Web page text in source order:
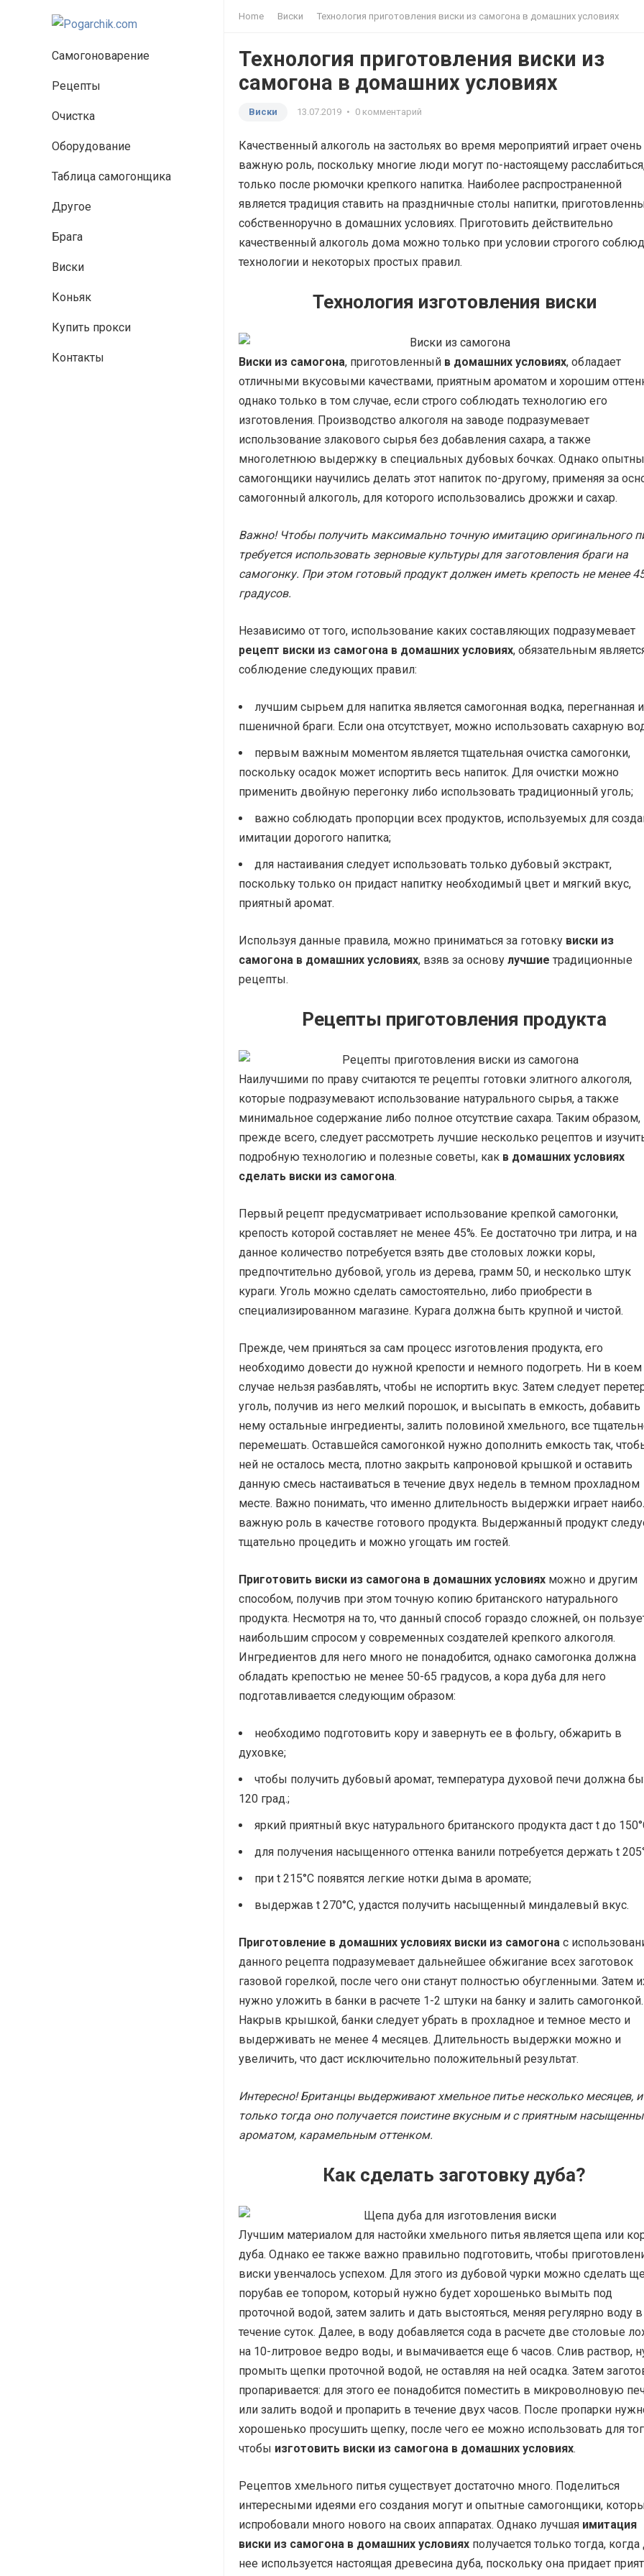
Самогоноварение
Рецепты
Очистка
Оборудование
Таблица самогонщика
Другое
Брага
Виски
Коньяк
Купить прокси
Контакты
Home Виски Технология приготовления виски из самогона в домашних условиях
Технология приготовления виски из
самогона в домашних условиях
Виски 13.07.2019 • 0 комментарий
Качественный алкоголь на застольях во время мероприятий играет очень
важную роль, поскольку многие люди могут по-настоящему
только после рюмочки крепкого напитка. Наиболее распространенной
является традиция ставить на праздничные столы напитки,
собственноручно в домашних условиях. Приготовить действительно
качественный алкоголь дома можно только при условии строгого
технологии и некоторых простых правил.
Технология изготовления виски
Виски из самогона, приготовленный в домашних условиях, обладает
отличными вкусовыми качествами, приятным ароматом и хорошим
однако только в том случае, если строго соблюдать технологию его
изготовления. Производство алкоголя на заводе подразумевает
использование злакового сырья без добавления сахара, а также
многолетнюю выдержку в специальных дубовых бочках. Однако
самогонщики научились делать этот напиток по-другому, применяя за
самогонный алкоголь, для которого использовались дрожжи и сахар.
Важно! Чтобы получить максимально точную имитацию оригинального
требуется использовать зерновые культуры для заготовления браги на
самогонку. При этом готовый продукт должен иметь крепость не менее
градусов.
Независимо от того, использование каких составляющих подразумевает
рецепт виски из самогона в домашних условиях, обязательным
соблюдение следующих правил:
лучшим сырьем для напитка является самогонная водка, перегнанная
пшеничной браги. Если она отсутствует, можно использовать сахарную
первым важным моментом является тщательная очистка самогонки,
поскольку осадок может испортить весь напиток. Для очистки можно
применить двойную перегонку либо использовать традиционный уголь;
важно соблюдать пропорции всех продуктов, используемых для
имитации дорогого напитка;
для настаивания следует использовать только дубовый экстракт,
поскольку только он придаст напитку необходимый цвет и мягкий вкус,
приятный аромат.
Используя данные правила, можно приниматься за готовку виски из
самогона в домашних условиях, взяв за основу лучшие традиционные
рецепты.
Рецепты приготовления продукта
Наилучшими по праву считаются те рецепты готовки элитного алкоголя,
которые подразумевают использование натурального сырья, а также
минимальное содержание либо полное отсутствие сахара. Таким образом,
прежде всего, следует рассмотреть лучшие несколько рецептов и
подробную технологию и полезные советы, как в домашних условиях
сделать виски из самогона.
Первый рецепт предусматривает использование крепкой самогонки,
крепость которой составляет не менее 45%. Ее достаточно три литра, и на
данное количество потребуется взять две столовых ложки коры,
предпочтительно дубовой, уголь из дерева, грамм 50, и несколько штук
кураги. Уголь можно сделать самостоятельно, либо приобрести в
специализированном магазине. Курага должна быть крупной и чистой.
Прежде, чем приняться за сам процесс изготовления продукта, его
необходимо довести до нужной крепости и немного подогреть. Ни в коем
случае нельзя разбавлять, чтобы не испортить вкус. Затем следует
уголь, получив из него мелкий порошок, и высыпать в емкость, добавить
нему остальные ингредиенты, залить половиной хмельного, все
перемешать. Оставшейся самогонкой нужно дополнить емкость так,
ней не осталось места, плотно закрыть капроновой крышкой и оставить
данную смесь настаиваться в течение двух недель в темном прохладном
месте. Важно понимать, что именно длительность выдержки играет
важную роль в качестве готового продукта. Выдержанный продукт
тщательно процедить и можно угощать им гостей.
Приготовить виски из самогона в домашних условиях можно и другим
способом, получив при этом точную копию британского натурального
продукта. Несмотря на то, что данный способ гораздо сложней, он
наибольшим спросом у современных создателей крепкого алкоголя.
Ингредиентов для него много не понадобится, однако самогонка должна
обладать крепостью не менее 50-65 градусов, а кора дуба для него
подготавливается следующим образом:
необходимо подготовить кору и завернуть ее в фольгу, обжарить в
духовке;
чтобы получить дубовый аромат, температура духовой печи должна
120 град.;
яркий приятный вкус натурального британского продукта даст t до
для получения насыщенного оттенка ванили потребуется держать t
при t 215°C появятся легкие нотки дыма в аромате;
выдержав t 270°C, удастся получить насыщенный миндалевый вкус.
Приготовление в домашних условиях виски из самогона с
данного рецепта подразумевает дальнейшее обжигание всех заготовок
газовой горелкой, после чего они станут полностью обугленными. Затем
нужно уложить в банки в расчете 1-2 штуки на банку и залить самогонкой.
Накрыв крышкой, банки следует убрать в прохладное и темное место и
выдерживать не менее 4 месяцев. Длительность выдержки можно и
увеличить, что даст исключительно положительный результат.
Интересно! Британцы выдерживают хмельное питье несколько месяцев, и
только тогда оно получается поистине вкусным и с приятным
ароматом, карамельным оттенком.
Как сделать заготовку дуба?
Лучшим материалом для настойки хмельного питья является щепа или
дуба. Однако ее также важно правильно подготовить, чтобы
виски увенчалось успехом. Для этого из дубовой чурки можно сделать
порубав ее топором, который нужно будет хорошенько вымыть под
проточной водой, затем залить и дать выстояться, меняя регулярно воду в
течение суток. Далее, в воду добавляется сода в расчете две столовые
на 10-литровое ведро воды, и вымачивается еще 6 часов. Слив раствор,
промыть щепки проточной водой, не оставляя на ней осадка. Затем
пропаривается: для этого ее понадобится поместить в микроволновую
или залить водой и пропарить в течение двух часов. После пропарки
хорошенько просушить щепку, после чего ее можно использовать для
чтобы изготовить виски из самогона в домашних условиях.
Рецептов хмельного питья существует достаточно много. Поделиться
интересными идеями его создания могут и опытные самогонщики,
испробовали много нового на своих аппаратах. Однако лучшая имитация
виски из самогона в домашних условиях получается только тогда, когда
нее используется настоящая древесина дуба, поскольку она придает